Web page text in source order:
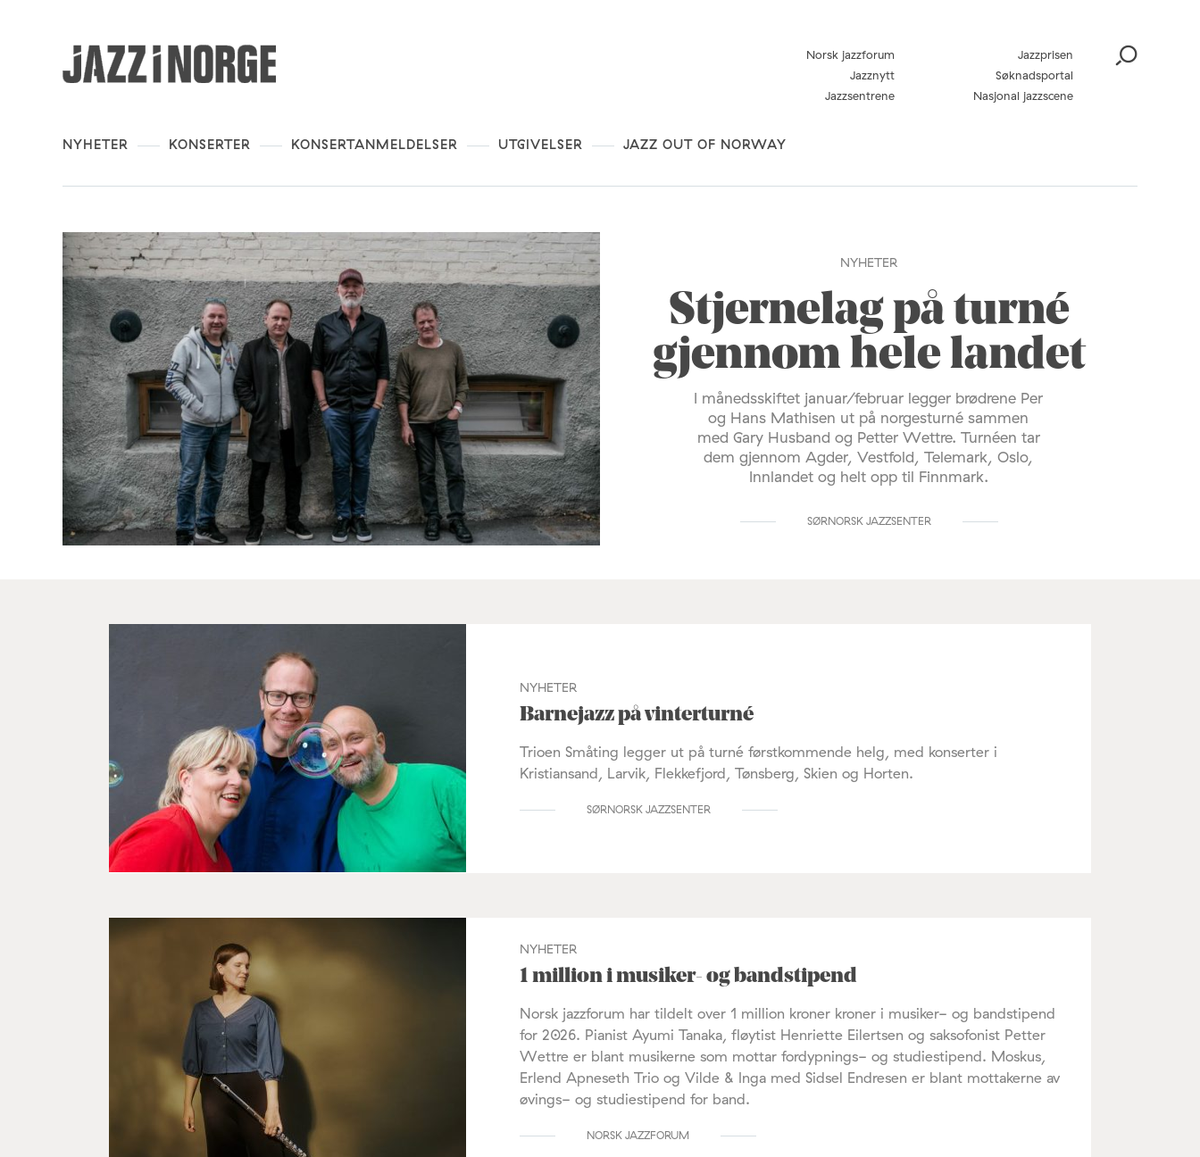
NYHETER KONSERTER KONSERTANMELDELSER UTGIVELSER JAZZ OUT OF NORWAY
Norsk jazzforum
Jazzprisen
Jazznytt
Søknadsportal
Jazzsentrene
Nasjonal jazzscene
NYHETER
Stjernelag på turné
gjennom hele landet
I månedsskiftet januar/februar legger brødrene Per
og Hans Mathisen ut på norgesturné sammen
med Gary Husband og Petter Wettre. Turnéen tar
dem gjennom Agder, Vestfold, Telemark, Oslo,
Innlandet og helt opp til Finnmark.
SØRNORSK JAZZSENTER
NYHETER
Barnejazz på vinterturné
Trioen Småting legger ut på turné førstkommende helg, med konserter i
Kristiansand, Larvik, Flekkefjord, Tønsberg, Skien og Horten.
SØRNORSK JAZZSENTER
NYHETER
1 million i musiker- og bandstipend
Norsk jazzforum har tildelt over 1 million kroner kroner i musiker- og bandstipend
for 2026. Pianist Ayumi Tanaka, fløytist Henriette Eilertsen og saksofonist Petter
Wettre er blant musikerne som mottar fordypnings- og studiestipend. Moskus,
Erlend Apneseth Trio og Vilde & Inga med Sidsel Endresen er blant mottakerne av
øvings- og studiestipend for band.
NORSK JAZZFORUM